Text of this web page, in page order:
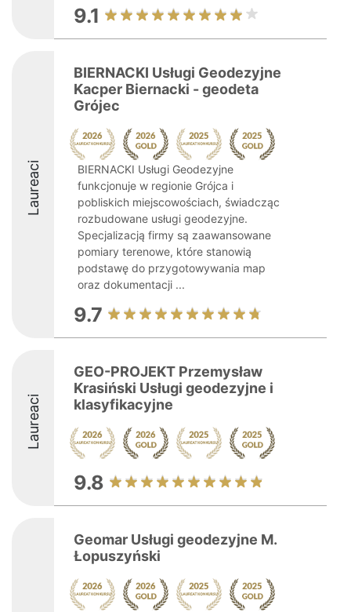
9.1
Laureaci
BIERNACKI Usługi Geodezyjne
Kacper Biernacki - geodeta
Grójec
BIERNACKI Usługi Geodezyjne
funkcjonuje w regionie Grójca i
pobliskich miejscowościach, świadcząc
rozbudowane usługi geodezyjne.
Specjalizacją firmy są zaawansowane
pomiary terenowe, które stanowią
podstawę do przygotowywania map
oraz dokumentacji ...
9.7
Laureaci
GEO-PROJEKT Przemysław
Krasiński Usługi geodezyjne i
klasyfikacyjne
9.8
Geomar Usługi geodezyjne M.
Łopuszyński